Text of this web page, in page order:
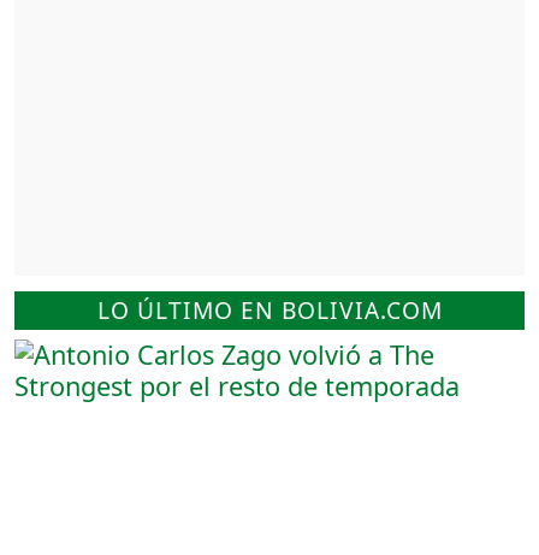
LO ÚLTIMO EN BOLIVIA.COM